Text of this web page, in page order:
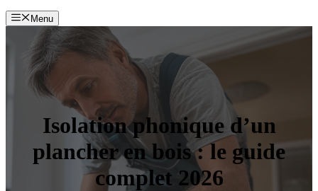
Menu
Isolation phonique d’un
plancher en bois : le guide
complet 2026